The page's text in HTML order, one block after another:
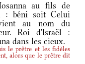
au fils de
: béni soit Celui
au nom du
Roi d'Israël :
dans les cieux.
le prêtre et les fidèles
alors que le prêtre dit